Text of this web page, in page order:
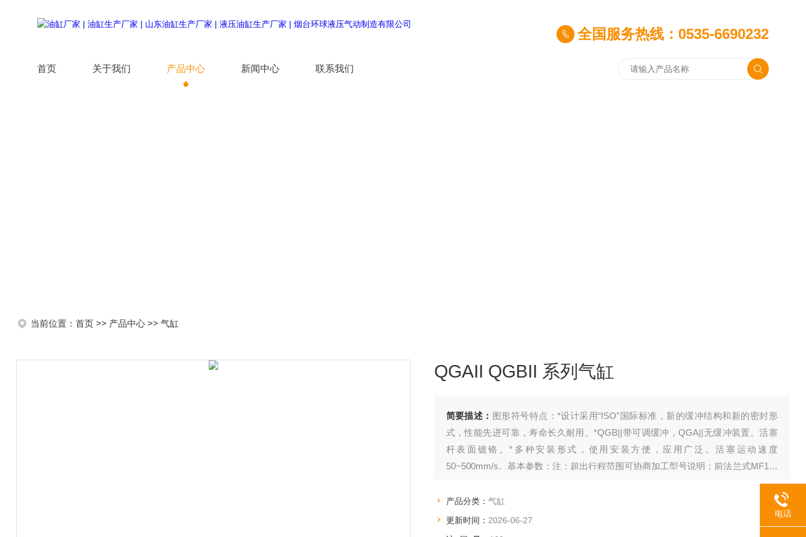
全国服务热线：0535-6690232
首页 关于我们 产品中心 新闻中心 联系我们
当前位置： 首页>> 产品中心>> 气缸
QGAII QGBII 系列气缸
简要描述： 图形符号特点：*设计采用“ISO”国际标准，新的缓冲结构和新的密封形
式，性能先进可靠，寿命长久耐用。*QGB||带可调缓冲，QGA||无缓冲装置。活塞
杆表面镀铬。*多种安装形式，使用安装方便，应用广泛。活塞运动速度
50~500mm/s。基本参数：注：超出行程范围可协商加工型号说明：前法兰式MF1后
产品分类： 气缸
更新时间： 2026-06-27
电话